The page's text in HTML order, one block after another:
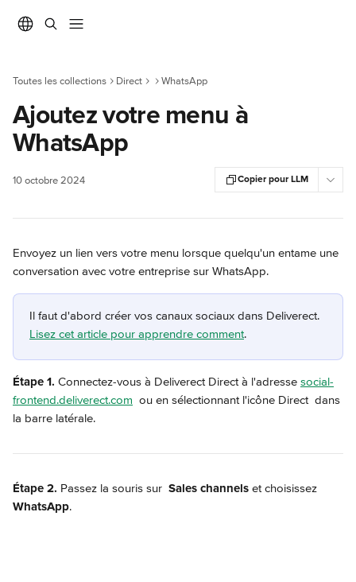
Toutes les collections Direct WhatsApp
Ajoutez votre menu à
WhatsApp
10 octobre 2024 Copier pour LLM
Envoyez un lien vers votre menu lorsque quelqu'un entame une
conversation avec votre entreprise sur WhatsApp.
Il faut d'abord créer vos canaux sociaux dans Deliverect.
Lisez cet article pour apprendre comment.
Étape 1. Connectez-vous à Deliverect Direct à l'adresse social-
frontend.deliverect.com
  ou en sélectionnant l'icône Direct
dans
la barre latérale.
Étape 2. Passez la souris sur Sales channels et choisissez
WhatsApp.